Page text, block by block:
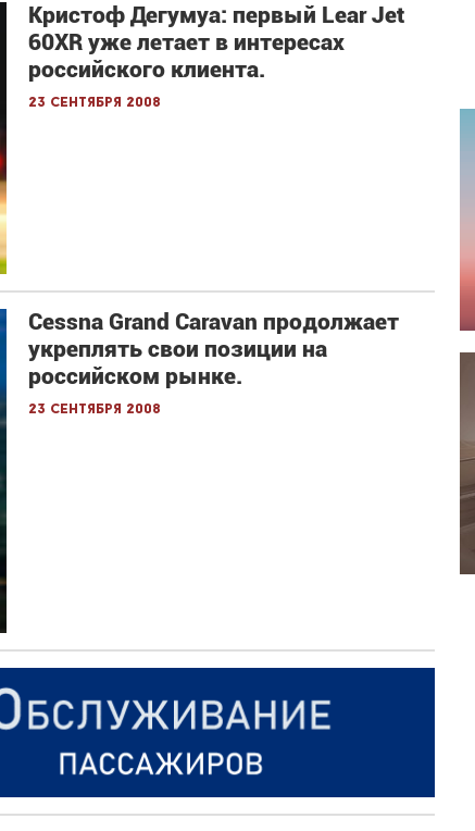
Кристоф Дегумуа: первый Lear Jet
60XR уже летает в интересах
российского клиента.
23 сентября 2008
Cessna Grand Caravan продолжает
укреплять свои позиции на
российском рынке.
23 сентября 2008